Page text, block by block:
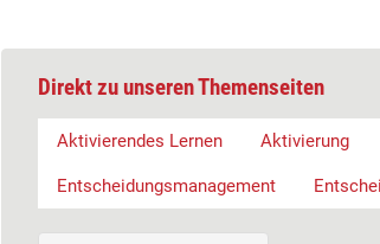
Direkt zu unseren Themenseiten
Aktivierendes Lernen Aktivierung
Entscheidungsmanagement